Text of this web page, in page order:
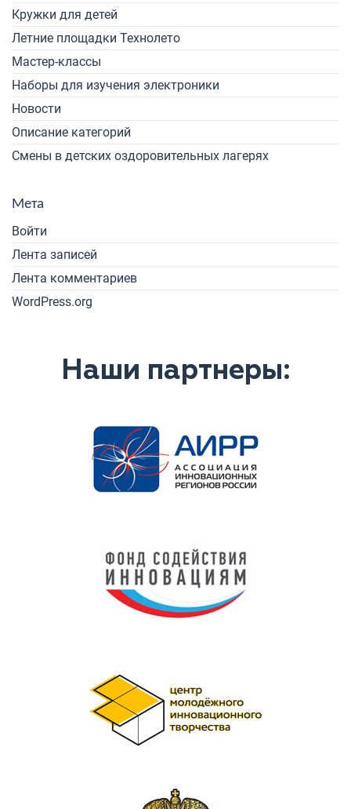
Кружки для детей
Летние площадки Технолето
Мастер-классы
Наборы для изучения электроники
Новости
Описание категорий
Смены в детских оздоровительных лагерях
Мета
Войти
Лента записей
Лента комментариев
WordPress.org
Наши партнеры: